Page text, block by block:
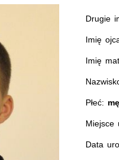
Drugie
Imię
Imię
Płeć:
Miejsce
Data